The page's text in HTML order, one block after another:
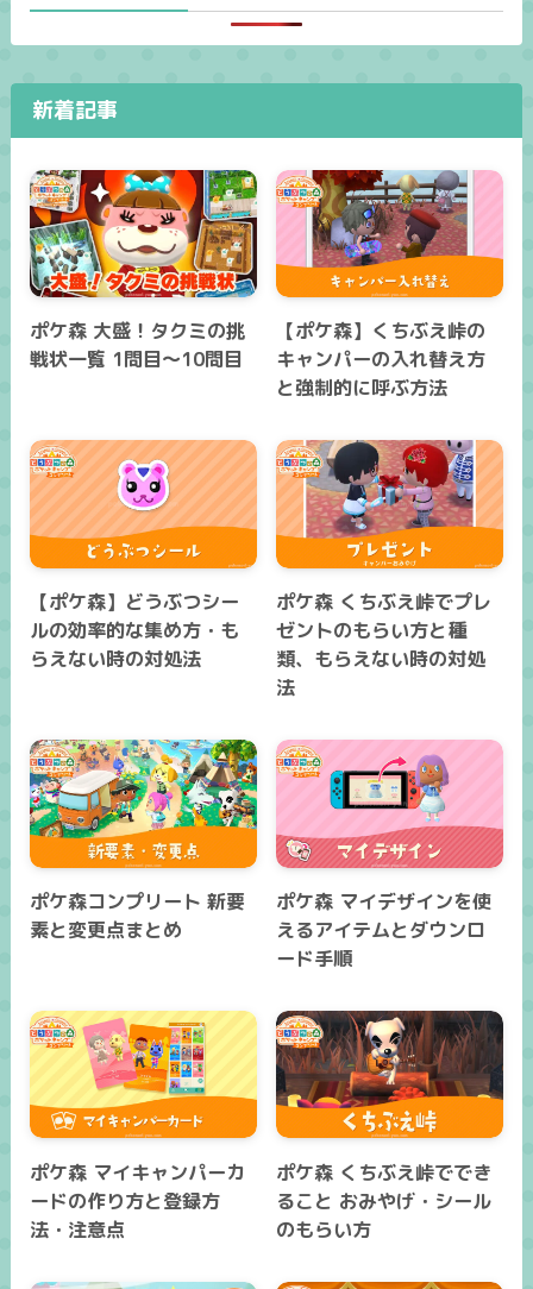
新着記事
ポケ森 大盛！タクミの挑
戦状一覧 1問目～10問目
【ポケ森】くちぶえ峠の
キャンパーの入れ替え方
と強制的に呼ぶ方法
【ポケ森】どうぶつシー
ルの効率的な集め方・も
らえない時の対処法
ポケ森 くちぶえ峠でプレ
ゼントのもらい方と種
類、もらえない時の対処
法
ポケ森コンプリート 新要
素と変更点まとめ
ポケ森 マイデザインを使
えるアイテムとダウンロ
ード手順
ポケ森 マイキャンパーカ
ードの作り方と登録方
法・注意点
ポケ森 くちぶえ峠ででき
ること おみやげ・シール
のもらい方